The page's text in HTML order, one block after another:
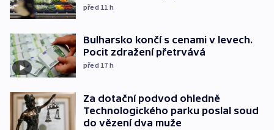
před 11 h
Bulharsko končí s cenami v levech.
Pocit zdražení přetrvává
před 17 h
Za dotační podvod ohledně
Technologického parku poslal soud
do vězení dva muže